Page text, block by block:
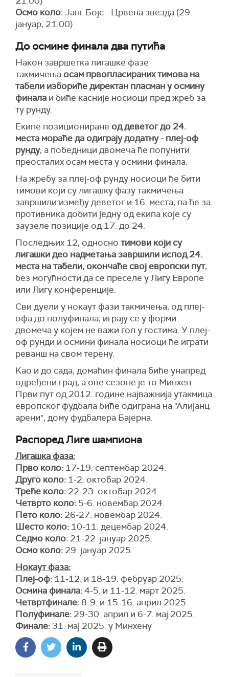
Осмо коло:Јанг Бојс - Црвена звезда (29.
јануар, 21.00)
До осмине финала два путића
Након завршетка лигашке фазе
такмичења осам првопласираних тимова на
табели избориће директан пласман у осмину
финала и биће касније носиоци пред жреб за
ту рунду.
Екипе позициониране од деветог до 24.
места мораће да одиграју додатну - плеј-оф
рунду, а победници двомеча ће попунити
преосталих осам места у осмини финала.
На жребу за плеј-оф рунду носиоци ће бити
тимови који су лигашку фазу такмичења
завршили између деветог и 16. места, па ће за
противника добити једну од екипа које су
заузеле позиције од 17. до 24.
Последњих 12, односно тимови који су
лигашки део надметања завршили испод 24.
места на табели, окончаће свој европски пут,
без могућности да се преселе у Лигу Европе
или Лигу конференције.
Сви дуели у нокаут фази такмичења, од плеј-
офа до полуфинала, играју се у форми
двомеча у којем не важи гол у гостима. У плеј-
оф рунди и осмини финала носиоци ће играти
реванш на свом терену.
Као и до сада, домаћин финала биће унапред
одређени град, а ове сезоне је то Минхен.
Први пут од 2012. године најважнија утакмица
европског фудбала биће одиграна на "Алијанц
арени", дому фудбалера Бајерна.
Распоред Лиге шампиона
Лигашка фаза:
Прво коло: 17-19. септембар 2024.
Друго коло: 1-2. октобар 2024.
Треће коло: 22-23. октобар 2024.
Четврто коло: 5-6. новембар 2024.
Пето коло: 26-27. новембар 2024.
Шесто коло: 10-11. децембар 2024.
Седмо коло: 21-22. јануар 2025.
Осмо коло: 29. јануар 2025.
Нокаут фаза:
Плеј-оф: 11-12. и 18-19. фебруар 2025.
Осмина финала:4-5. и 11-12. март 2025.
Четвртфинале: 8-9. и 15-16. април 2025.
Полуфинале: 29-30. април и 6-7. мај 2025.
Финале: 31. мај 2025. у Минхену